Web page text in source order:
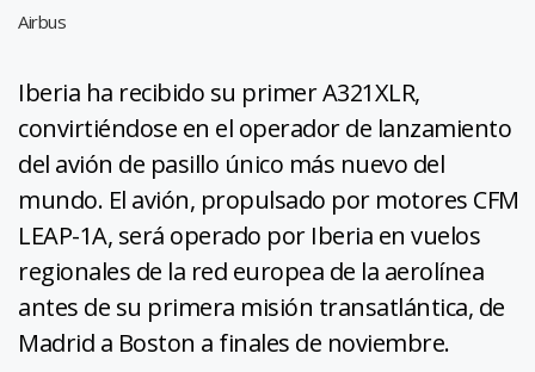
Airbus
Iberia ha recibido su primer A321XLR,
convirtiéndose en el operador de lanzamiento
del avión de pasillo único más nuevo del
mundo. El avión, propulsado por motores CFM
LEAP-1A, será operado por Iberia en vuelos
regionales de la red europea de la aerolínea
antes de su primera misión transatlántica, de
Madrid a Boston a finales de noviembre.